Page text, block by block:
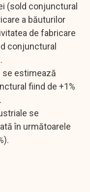
(sold conjunctural
a băuturilor
de fabricare
conjunctural
se estimează
fiind de +1%
se
în următoarele